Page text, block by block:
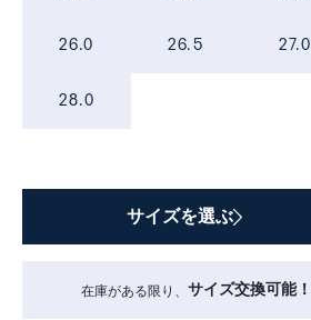
26.0 26.5 27.0
28.0
サイズを選ぶ
在庫がある限り、 サイズ交換可能！